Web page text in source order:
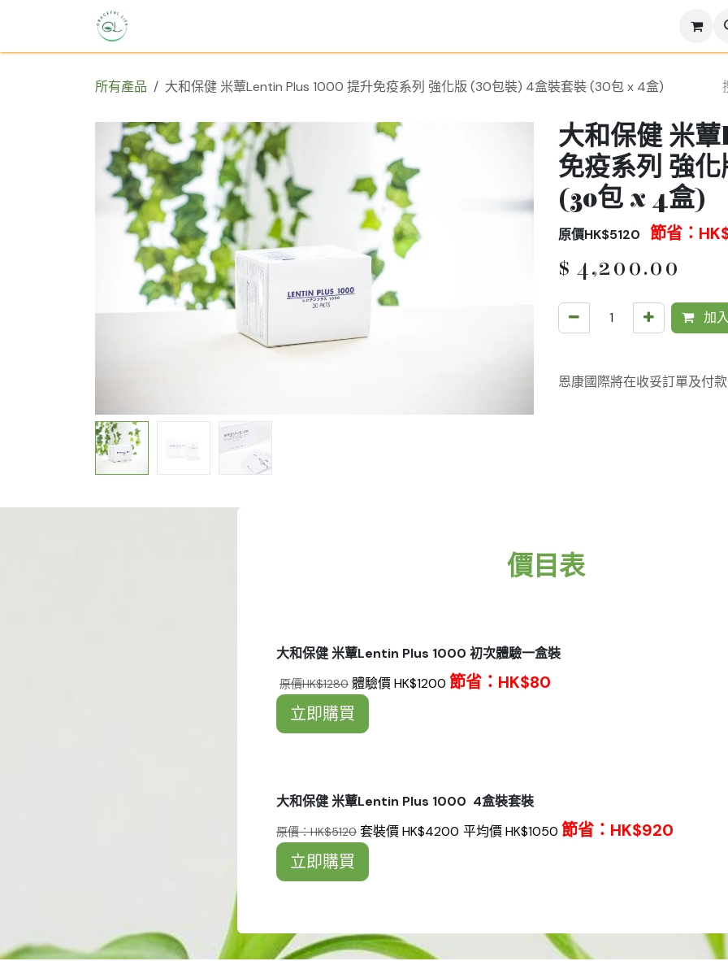
所有產品 大和保健 米蕈Lentin Plus 1000 提升免疫系列 強化版 (30包裝) 4盒裝套裝 (30包 x 4盒)
大和保健 米
免疫系列 強
(30包 x 4盒)
原價HK$5120 節省：
$ 4,200.00
加
恩康國際將在收妥訂單及付
價目表
大和保健 米蕈Lentin Plus 1000 初次體驗一盒裝
原價HK$1280 體驗價HK$1200 節省：HK$80
立即購買
大和保健 米蕈Lentin Plus 1000 4盒裝套裝
原價：HK$5120 套裝價 HK$4200 平均價 HK$1050 節省：HK$920
立即購買